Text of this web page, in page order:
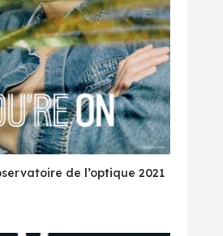
de l’optique 2021